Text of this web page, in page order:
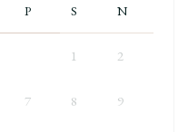
P S N
1 2
7 8 9